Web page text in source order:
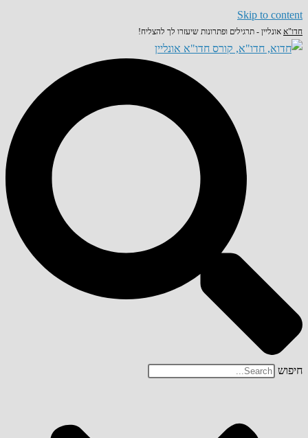
Skip to content
חדו"א אונליין - תרגילים ופתרונות שיעזרו לך להצליח!
חיפוש